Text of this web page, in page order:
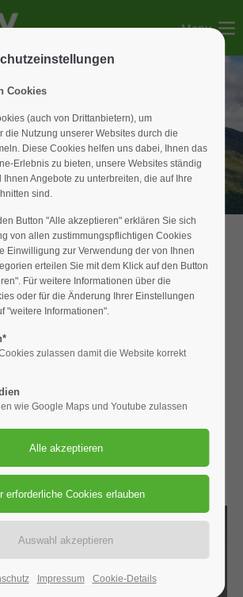
col2" existiert leider nicht.
col3" existiert leider nicht.
col4" existiert leider nicht.
Menu
Cup
Cookies
(auch von Drittanbietern), um
die Nutzung unserer Websites durch die
Diese Cookies helfen uns dabei, Ihnen das
Erlebnis zu bieten, unsere Websites ständig
Ihnen Angebote zu unterbreiten, die auf Ihre
sind.
Button "Alle akzeptieren" erklären Sie sich
von allen zustimmungspflichtigen Cookies
Einwilligung zur Verwendung der von Ihnen
erteilen Sie mit dem Klick auf den Button
Für weitere Informationen über die
oder für die Änderung Ihrer Einstellungen
"weitere Informationen".
zulassen damit die Website korrekt
wie Google Maps und Youtube zulassen
Impressum Cookie-Details